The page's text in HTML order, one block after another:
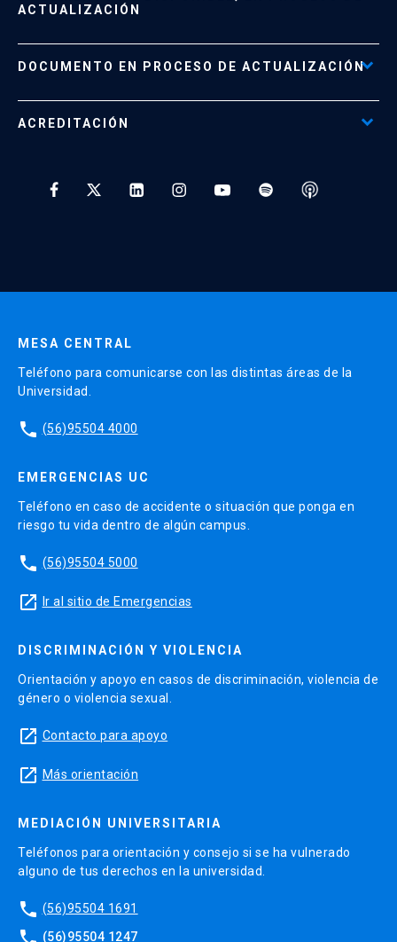
Formas de Pago
Políticas de Retiro, Devolución e Información Importante
ACTUALIZACIÓN
Documento No Disponible file_download
DOCUMENTO EN PROCESO DE ACTUALIZACIÓN
ACREDITACIÓN
MESA CENTRAL
Teléfono para comunicarse con las distintas áreas de la
Universidad.
phone (56)95504 4000
EMERGENCIAS UC
Teléfono en caso de accidente o situación que ponga en
riesgo tu vida dentro de algún campus.
phone (56)95504 5000
launch Ir al sitio de Emergencias
DISCRIMINACIÓN Y VIOLENCIA
Orientación y apoyo en casos de discriminación, violencia de
género o violencia sexual.
launch Contacto para apoyo
launch Más orientación
MEDIACIÓN UNIVERSITARIA
Teléfonos para orientación y consejo si se ha vulnerado
alguno de tus derechos en la universidad.
phone (56)95504 1691
(56)95504 1247